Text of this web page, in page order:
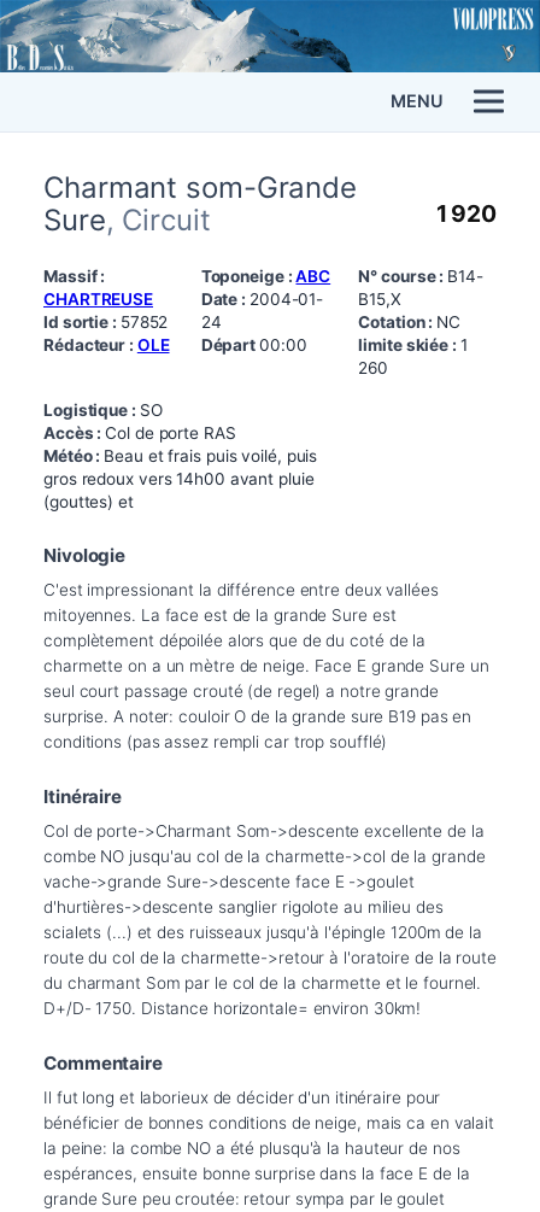
MENU
Charmant som-Grande
Sure, Circuit 1 920
Massif :
CHARTREUSE
Id sortie : 57852
Rédacteur : OLE
Toponeige :ABC
Date : 2004-01-
24
Départ00:00
N° course : B14-
B15,X
Cotation : NC
limite skiée : 1
260
Logistique : SO
Accès :Col de porte RAS
Météo : Beau et frais puis voilé, puis
gros redoux vers 14h00 avant pluie
(gouttes) et
Nivologie
C'est impressionant la différence entre deux vallées
mitoyennes. La face est de la grande Sure est
complètement dépoilée alors que de du coté de la
charmette on a un mètre de neige. Face E grande Sure un
seul court passage crouté (de regel) a notre grande
surprise. A noter: couloir O de la grande sure B19 pas en
conditions (pas assez rempli car trop soufflé)
Itinéraire
Col de porte->Charmant Som->descente excellente de la
combe NO jusqu'au col de la charmette->col de la grande
vache->grande Sure->descente face E ->goulet
d'hurtières->descente sanglier rigolote au milieu des
scialets (...) et des ruisseaux jusqu'à l'épingle 1200m de la
route du col de la charmette->retour à l'oratoire de la route
du charmant Som par le col de la charmette et le fournel.
D+/D- 1750. Distance horizontale= environ 30km!
Commentaire
Il fut long et laborieux de décider d'un itinéraire pour
bénéficier de bonnes conditions de neige, mais ca en valait
la peine: la combe NO a été plusqu'à la hauteur de nos
espérances, ensuite bonne surprise dans la face E de la
grande Sure peu croutée: retour sympa par le goulet